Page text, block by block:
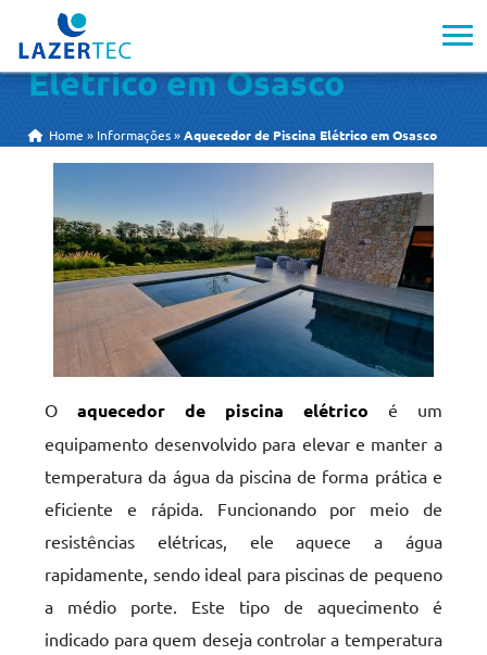
Aquecedor de Piscina
Elétrico em Osasco
Home » Informações »Aquecedor de Piscina Elétrico em Osasco
Oaquecedor de piscina elétrico é um
equipamento desenvolvido para elevar e manter a
temperatura da água da piscina de forma prática e
eficiente e rápida. Funcionando por meio de
resistências elétricas, ele aquece a água
rapidamente, sendo ideal para piscinas de pequeno
a médio porte. Este tipo de aquecimento é
indicado para quem deseja controlar a temperatura